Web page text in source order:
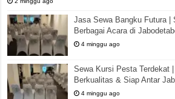
Jasa Sewa Bangku Futura |
Berbagai Acara di
4 minggu ago
Sewa Kursi Pesta Terdekat
Berkualitas & Siap Antar
4 minggu ago